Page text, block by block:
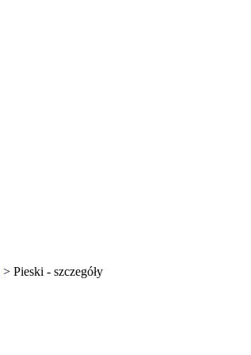
> Pieski - szczegóły